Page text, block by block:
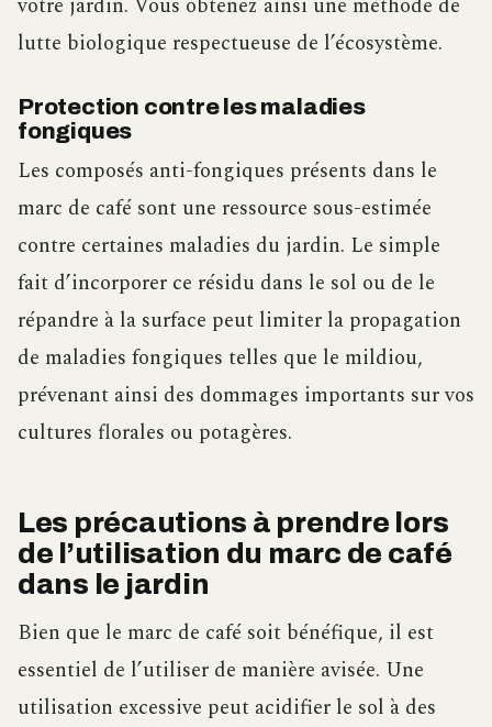
votre jardin. Vous obtenez ainsi une méthode de
lutte biologique respectueuse de l’écosystème.
Protection contre les maladies
fongiques
Les composés anti-fongiques présents dans le
marc de café sont une ressource sous-estimée
contre certaines maladies du jardin. Le simple
fait d’incorporer ce résidu dans le sol ou de le
répandre à la surface peut limiter la propagation
de maladies fongiques telles que le mildiou,
prévenant ainsi des dommages importants sur vos
cultures florales ou potagères.
Les précautions à prendre lors
de l’utilisation du marc de café
dans le jardin
Bien que le marc de café soit bénéfique, il est
essentiel de l’utiliser de manière avisée. Une
utilisation excessive peut acidifier le sol à des